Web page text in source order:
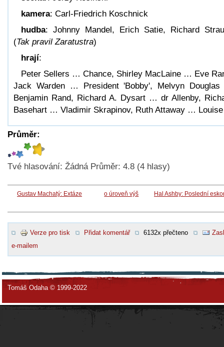
kamera: Carl-Friedrich Koschnick
hudba: Johnny Mandel, Erich Satie, Richard
(Tak pravil Zaratustra)
hrají:
Peter Sellers … Chance, Shirley MacLaine … Eve
Jack Warden … President 'Bobby', Melvyn
Benjamin Rand, Richard A. Dysart … dr Allenby,
Basehart … Vladimir Skrapinov, Ruth Attaway … Louise
Průměr:
Tvé hlasování: Žádná Průměr: 4.8 (4 hlasy)
Gustav Machatý: Extáze o úroveň výš Hal Ashby: Poslední
Verze pro tisk Přidat komentář 6132x přečteno
e-mailem
Tomáš Odaha © 1999-2022